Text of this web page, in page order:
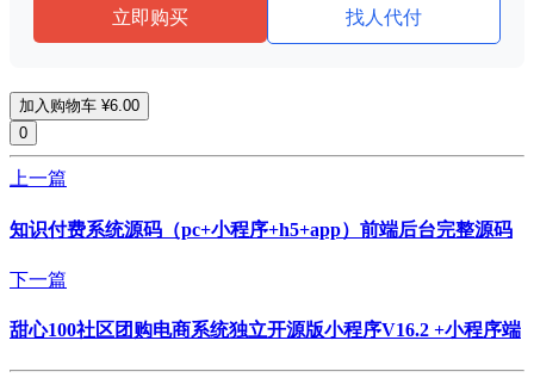
立即购买 找人代付
加入购物车 ¥6.00
0
上一篇
知识付费系统源码（pc+小程序+h5+app）前端后台完整源码
下一篇
甜心100社区团购电商系统独立开源版小程序V16.2 +小程序端